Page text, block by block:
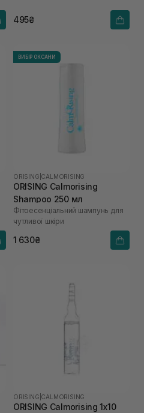
495₴
ВИБІР ОКСАНИ
ORISING CALMORISING
ORISING Calmorising
Shampoo 250 мл
Фітоесенціальний шампунь для
чутливої шкіри
1 630₴
ORISING CALMORISING
ORISING Calmorising 1х10